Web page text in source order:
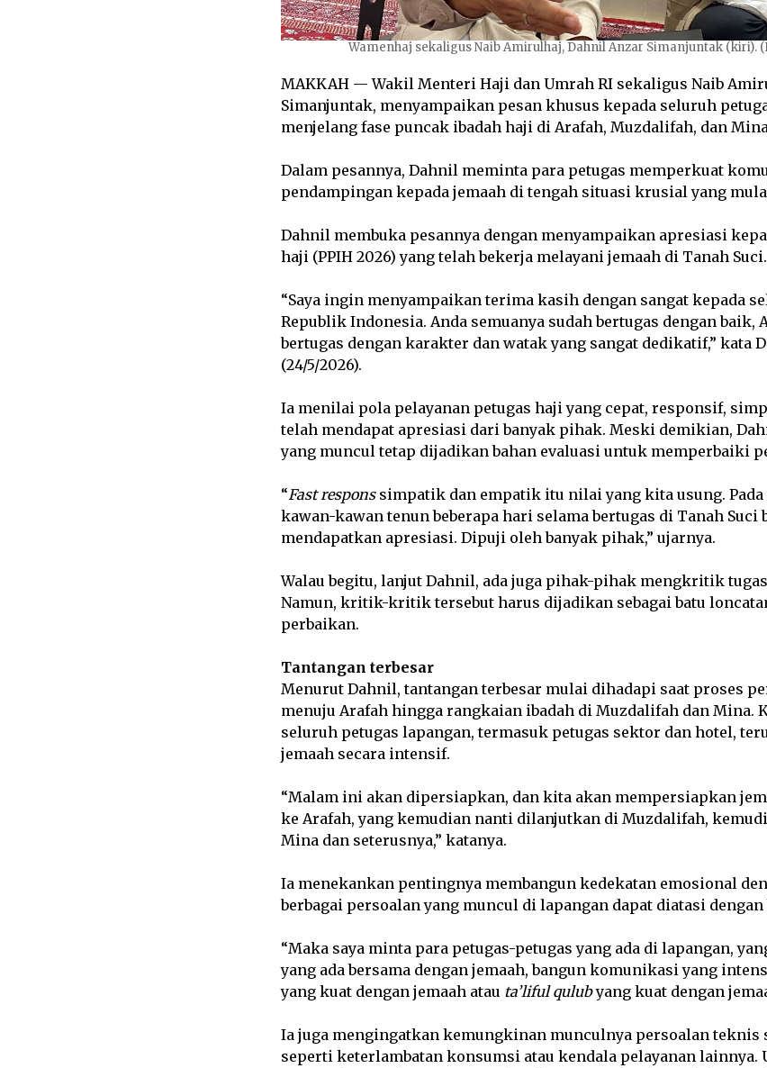
Wamenhaj sekaligus Naib Amirulhaj, Dahnil Anzar Simanjuntak (kiri).
MAKKAH — Wakil Menteri Haji dan Umrah RI sekaligus Naib
Simanjuntak, menyampaikan pesan khusus kepada seluruh
menjelang fase puncak ibadah haji di Arafah, Muzdalifah, dan
Dalam pesannya, Dahnil meminta para petugas memperkuat
pendampingan kepada jemaah di tengah situasi krusial yang
Dahnil membuka pesannya dengan menyampaikan apresiasi
haji (PPIH 2026) yang telah bekerja melayani jemaah di Tanah Suci.
“Saya ingin menyampaikan terima kasih dengan sangat kepada
Republik Indonesia. Anda semuanya sudah bertugas dengan baik,
bertugas dengan karakter dan watak yang sangat dedikatif,” kata
(24/5/2026).
Ia menilai pola pelayanan petugas haji yang cepat, responsif,
telah mendapat apresiasi dari banyak pihak. Meski demikian,
yang muncul tetap dijadikan bahan evaluasi untuk memperbaiki
“Fast responssimpatik dan empatik itu nilai yang kita usung. Pada
kawan-kawan tenun beberapa hari selama bertugas di Tanah Suci
mendapatkan apresiasi. Dipuji oleh banyak pihak,” ujarnya.
Walau begitu, lanjut Dahnil, ada juga pihak-pihak mengkritik
Namun, kritik-kritik tersebut harus dijadikan sebagai batu
perbaikan.
Tantangan terbesar
Menurut Dahnil, tantangan terbesar mulai dihadapi saat proses
menuju Arafah hingga rangkaian ibadah di Muzdalifah dan Mina.
seluruh petugas lapangan, termasuk petugas sektor dan hotel,
jemaah secara intensif.
“Malam ini akan dipersiapkan, dan kita akan mempersiapkan
ke Arafah, yang kemudian nanti dilanjutkan di Muzdalifah,
Mina dan seterusnya,” katanya.
Ia menekankan pentingnya membangun kedekatan emosional
berbagai persoalan yang muncul di lapangan dapat diatasi dengan
“Maka saya minta para petugas-petugas yang ada di lapangan,
yang ada bersama dengan jemaah, bangun komunikasi yang
yang kuat dengan jemaah atau ta’liful qulubyang kuat dengan
Ia juga mengingatkan kemungkinan munculnya persoalan teknis
seperti keterlambatan konsumsi atau kendala pelayanan lainnya.